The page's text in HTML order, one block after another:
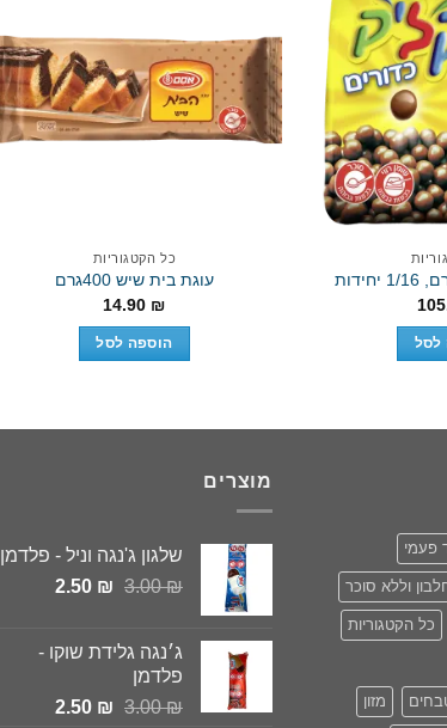
Add to
wishlist
לסל
כל הקטגוריות
עוגת בית שיש 400גרם
14.90 ₪
הוספה לסל
פעמי
וללא סוכר
כל הקטגוריות
מזון
מוצרים
שלגון ג'נגה וניל - פלדמן
3.00₪
המחיר
3.00 ₪.
2.50 ₪
המחיר
2.50 ₪.
ג׳נגה גלידת שוקו -
פלדמן
3.00₪
המחיר
2.50 ₪
המחיר